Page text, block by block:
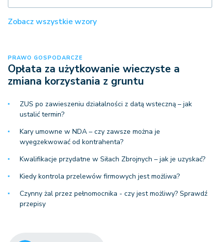
Zobacz wszystkie wzory
PRAWO GOSPODARCZE
Opłata za użytkowanie wieczyste a
zmiana korzystania z gruntu
ZUS po zawieszeniu działalności z datą wsteczną – jak
ustalić termin?
Kary umowne w NDA – czy zawsze można je
wyegzekwować od kontrahenta?
Kwalifikacje przydatne w Siłach Zbrojnych – jak je uzyskać?
Kiedy kontrola przelewów firmowych jest możliwa?
Czynny żal przez pełnomocnika - czy jest możliwy? Sprawdź
przepisy